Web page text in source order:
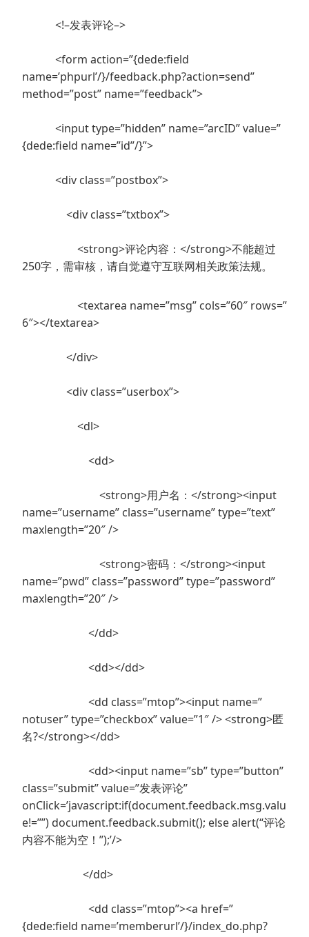
<!–发表评论–>
<form action=”{dede:field
name=’phpurl’/}/feedback.php?action=send”
method=”post” name=”feedback”>
<input type=”hidden” name=”arcID” value=”
{dede:field name=”id”/}”>
<div class=”postbox”>
<div class=”txtbox”>
<strong>评论内容：</strong>不能超过
250字，需审核，请自觉遵守互联网相关政策法规。
<textarea name=”msg” cols=”60″ rows=”
6″></textarea>
</div>
<div class=”userbox”>
<dl>
<dd>
<strong>用户名：</strong><input
name=”username” class=”username” type=”text”
maxlength=”20″ />
<strong>密码：</strong><input
name=”pwd” class=”password” type=”password”
maxlength=”20″ />
</dd>
<dd></dd>
<dd class=”mtop”><input name=”
notuser” type=”checkbox” value=”1″ /> <strong>匿
名?</strong></dd>
<dd><input name=”sb” type=”button”
class=”submit” value=”发表评论”
onClick=’javascript:if(document.feedback.msg.valu
e!=””) document.feedback.submit(); else alert(“评论
内容不能为空！”);’/>
</dd>
<dd class=”mtop”><a href=”
{dede:field name=’memberurl’/}/index_do.php?